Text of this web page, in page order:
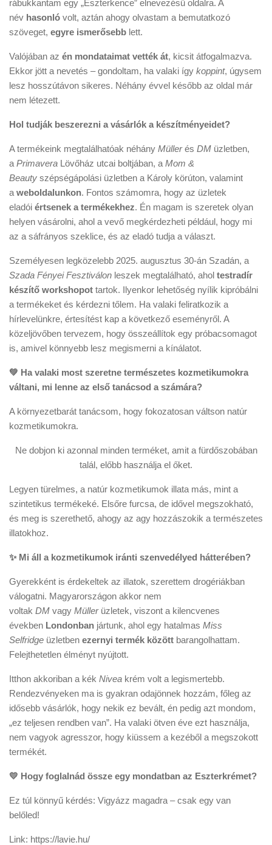
rábukkantam egy „Eszterkence” elnevezésű oldalra. A
név hasonló volt, aztán ahogy olvastam a bemutatkozó
szöveget, egyre ismerősebb lett.
Valójában az én mondataimat vették át, kicsit átfogalmazva.
Ekkor jött a nevetés – gondoltam, ha valaki így koppint, úgysem
lesz hosszútávon sikeres. Néhány évvel később az oldal már
nem létezett.
Hol tudják beszerezni a vásárlók a készítményeidet?
A termékeink megtalálhatóak néhány Müllerés DM üzletben,
a Primavera Lövőház utcai boltjában, a Mom &
Beauty szépségápolási üzletben a Károly körúton, valamint
a weboldalunkon. Fontos számomra, hogy az üzletek
eladói értsenek a termékekhez. Én magam is szeretek olyan
helyen vásárolni, ahol a vevő megkérdezheti például, hogy mi
az a sáfrányos szeklice, és az eladó tudja a választ.
Személyesen legközelebb 2025. augusztus 30-án Szadán, a
Szada Fényei Fesztiválon leszek megtalálható, ahol testradír
készítő workshopot tartok. Ilyenkor lehetőség nyílik kipróbálni
a termékeket és kérdezni tőlem. Ha valaki feliratkozik a
hírlevelünkre, értesítést kap a következő eseményről. A
közeljövőben tervezem, hogy összeállítok egy próbacsomagot
is, amivel könnyebb lesz megismerni a kínálatot.
💚 Ha valaki most szeretne természetes kozmetikumokra
váltani, mi lenne az első tanácsod a számára?
A környezetbarát tanácsom, hogy fokozatosan váltson natúr
kozmetikumokra.
Ne dobjon ki azonnal minden terméket, amit a fürdőszobában
talál, előbb használja el őket.
Legyen türelmes, a natúr kozmetikumok illata más, mint a
szintetikus termékeké. Elsőre furcsa, de idővel megszokható,
és meg is szerethető, ahogy az agy hozzászokik a természetes
illatokhoz.
✨ Mi áll a kozmetikumok iránti szenvedélyed hátterében?
Gyerekként is érdekeltek az illatok, szerettem drogériákban
válogatni. Magyarországon akkor nem
voltak DM vagy Müller üzletek, viszont a kilencvenes
években Londonban jártunk, ahol egy hatalmas Miss
Selfridge üzletben ezernyi termék között barangolhattam.
Felejthetetlen élményt nyújtott.
Itthon akkoriban a kék Nivea krém volt a legismertebb.
Rendezvényeken ma is gyakran odajönnek hozzám, főleg az
idősebb vásárlók, hogy nekik ez bevált, én pedig azt mondom,
„ez teljesen rendben van”. Ha valaki ötven éve ezt használja,
nem vagyok agresszor, hogy kiüssem a kezéből a megszokott
termékét.
💛 Hogy foglalnád össze egy mondatban az Eszterkrémet?
Ez túl könnyű kérdés: Vigyázz magadra – csak egy van
belőled!
Link: https://lavie.hu/